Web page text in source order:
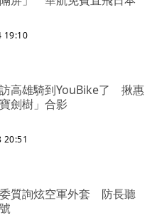
19:10
高雄騎到YouBike了 揪惠
劍樹」合影
20:51
質詢炫空軍外套 防長聽